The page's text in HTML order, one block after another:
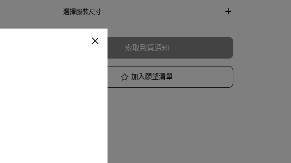
選擇服裝尺寸
索取到貨通知
加入願望清單